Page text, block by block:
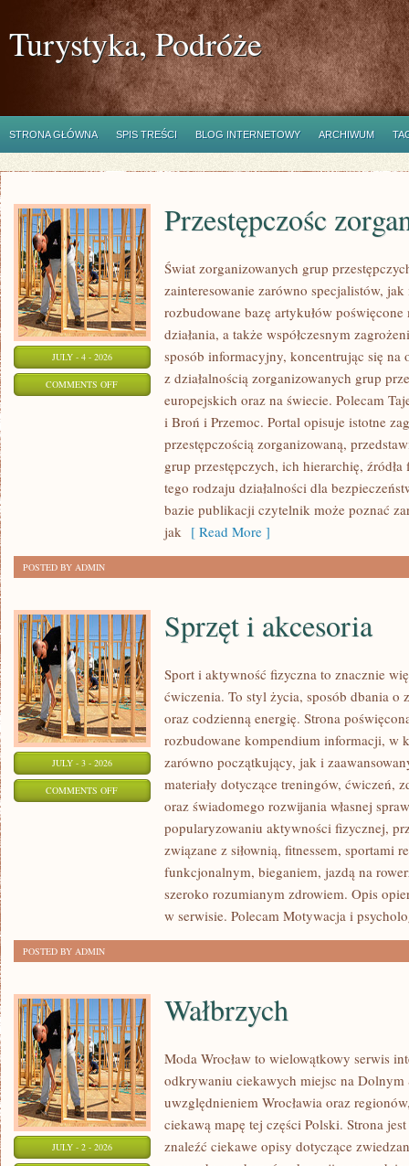
Turystyka, Podróże
STRONA GŁÓWNA SPIS TREŚCI BLOG INTERNETOWY ARCHIWUM
JULY - 4 - 2026
COMMENTS OFFON
PRZESTĘPCZOŚC
ZORGANIZOWANA
Przestępczośc
Świat zorganizowanych grup
zainteresowanie zarówno specjalistów,
rozbudowane bazę artykułów
działania, a także współczesnym
sposób informacyjny, koncentrując się
z działalnością zorganizowanych grup
europejskich oraz na świecie. Polecam
i Broń i Przemoc. Portal opisuje istotne
przestępczością zorganizowaną,
grup przestępczych, ich hierarchię,
tego rodzaju działalności dla
bazie publikacji czytelnik może poznać
jak [ Read More ]
POSTED BY ADMIN
JULY - 3 - 2026
COMMENTS OFFON
AKCESORIA
Sprzęt i akcesoria
Sport i aktywność fizyczna to znacznie
ćwiczenia. To styl życia, sposób dbania o
oraz codzienną energię. Strona
rozbudowane kompendium informacji, w
zarówno początkujący, jak i
materiały dotyczące treningów, ćwiczeń,
oraz świadomego rozwijania własnej
popularyzowaniu aktywności fizycznej,
związane z siłownią, fitnessem, sportami
funkcjonalnym, bieganiem, jazdą na
szeroko rozumianym zdrowiem. Opis
w serwisie. Polecam Motywacja i
POSTED BY ADMIN
JULY - 2 - 2026
Wałbrzych
Moda Wrocław to wielowątkowy serwis
odkrywaniu ciekawych miejsc na Dolnym
uwzględnieniem Wrocławia oraz
ciekawą mapę tej części Polski. Strona
znaleźć ciekawe opisy dotyczące